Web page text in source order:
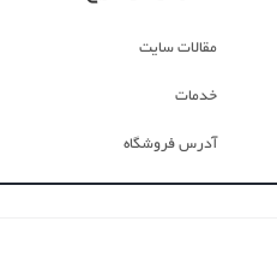
مقالات سایت
خدمات
آدرس فروشگاه